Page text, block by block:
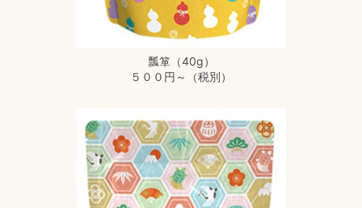
瓢箪（40g）
５００円～（税別）